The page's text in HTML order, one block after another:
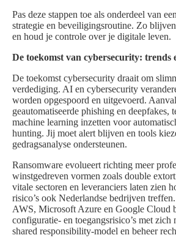
Pas deze stappen toe als onderdeel van
strategie en beveiligingsroutine. Zo
en houd je controle over je digitale leven.
De toekomst van cybersecurity: trends
De toekomst cybersecurity draait om
verdediging. AI en cybersecurity
worden opgespoord en uitgevoerd.
geautomatiseerde phishing en deepfakes,
machine learning inzetten voor
hunting. Jij moet alert blijven en tools
gedragsanalyse ondersteunen.
Ransomware evolueert richting meer
winstgedreven vormen zoals double
vitale sectoren en leveranciers laten zien
risico’s ook Nederlandse bedrijven
AWS, Microsoft Azure en Google Cloud
configuratie- en toegangsrisico’s met zich
shared responsibility-model en beheer